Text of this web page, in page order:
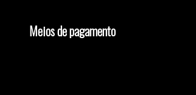
Meios de pagamento